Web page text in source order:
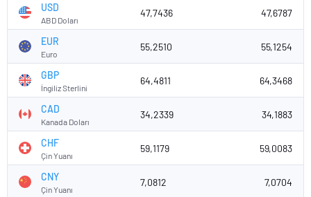
USD
ABD Doları
47,7436 47,6787
EUR
Euro
55,2510 55,1254
GBP
İngiliz Sterlini
64,4811 64,3468
CAD
Kanada Doları
34,2339 34,1883
CHF
Çin Yuanı
59,1179 59,0083
CNY
Çin Yuanı
7,0812 7,0704